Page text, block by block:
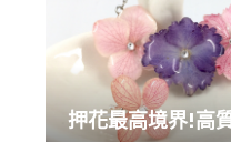
押花最高境界!高